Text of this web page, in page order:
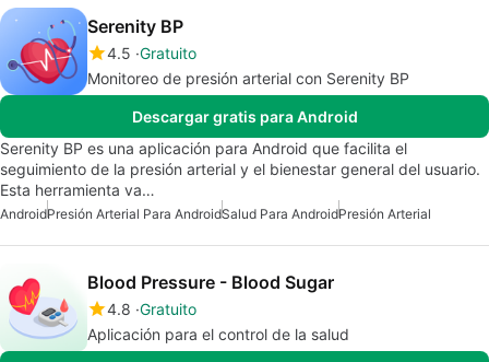
Serenity BP
4.5 Gratuito
Monitoreo de presión arterial con Serenity BP
Descargar gratis para Android
Serenity BP es una aplicación para Android que facilita el
seguimiento de la presión arterial y el bienestar general del usuario.
Esta herramienta va…
AndroidPresión Arterial Para AndroidSalud Para AndroidPresión Arterial
Blood Pressure - Blood Sugar
4.8 Gratuito
Aplicación para el control de la salud